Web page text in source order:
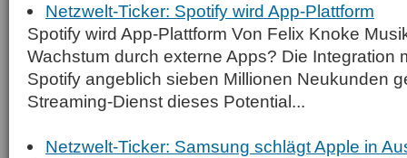
Netzwelt-Ticker: Spotify wird App-Plattform
Spotify wird App-Plattform Von Felix Knoke
Wachstum durch externe Apps? Die Integration
Spotify angeblich sieben Millionen Neukunden
Streaming-Dienst dieses Potential...
Netzwelt-Ticker: Samsung schlägt Apple in